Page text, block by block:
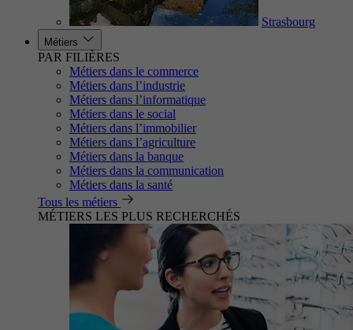
Strasbourg
Métiers
PAR FILIÈRES
Métiers dans le commerce
Métiers dans l’industrie
Métiers dans l’informatique
Métiers dans le social
Métiers dans l’immobilier
Métiers dans l’agriculture
Métiers dans la banque
Métiers dans la communication
Métiers dans la santé
Tous les métiers
MÉTIERS LES PLUS RECHERCHÉS